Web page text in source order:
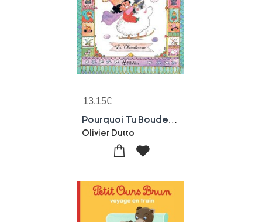
13,15€
Olivier Dutto